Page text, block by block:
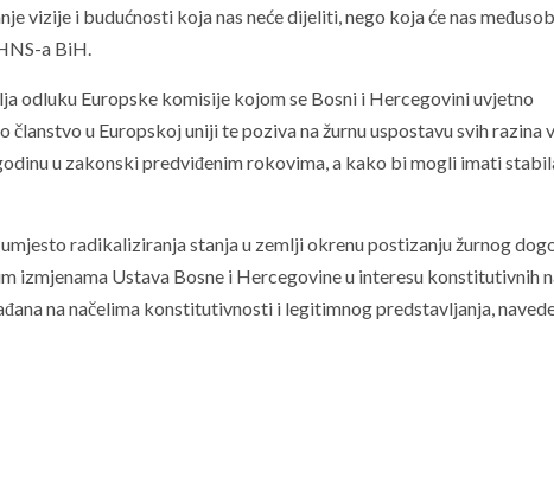
vizije i budućnosti koja nas neće dijeliti, nego koja će nas
a BiH.
odluku Europske komisije kojom se Bosni i Hercegovini uvjetno
u Europskoj uniji te poziva na žurnu uspostavu svih razina
u zakonski predviđenim rokovima, a kako bi mogli imati
radikaliziranja stanja u zemlji okrenu postizanju žurnog
izmjenama Ustava Bosne i Hercegovine u interesu konstitutivnih
na načelima konstitutivnosti i legitimnog predstavljanja,